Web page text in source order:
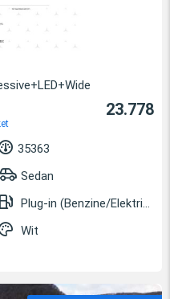
23.778
35363
Sedan
Plug-in (Benzine/Elektrisch)
Wit